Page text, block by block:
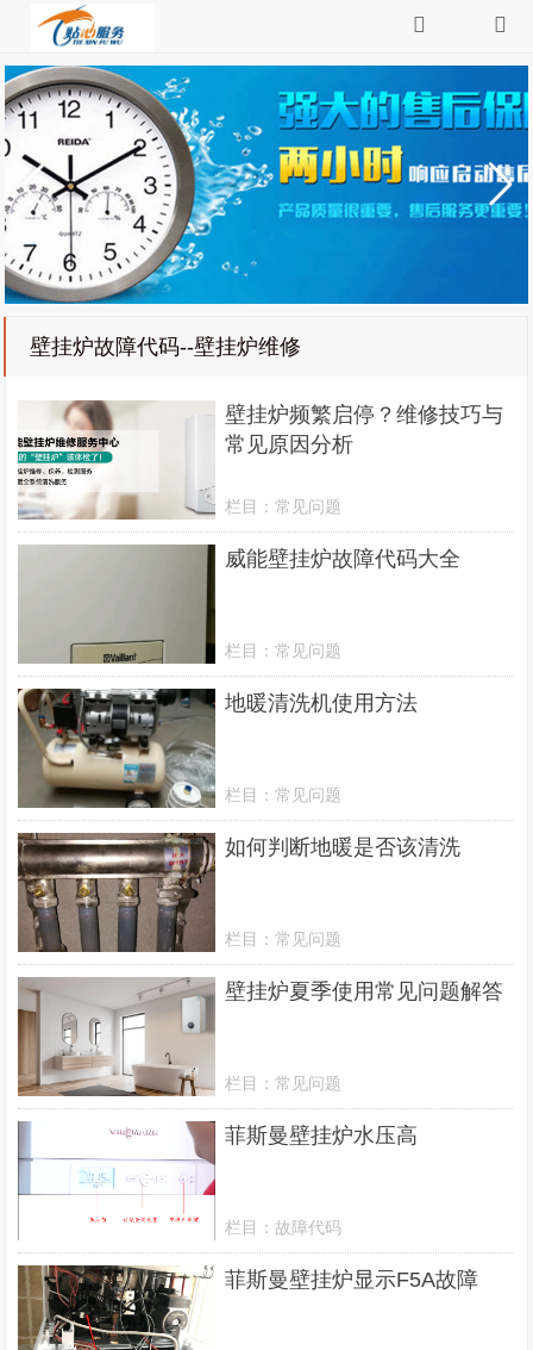
壁挂炉故障代码--壁挂炉维修
壁挂炉频繁启停？维修技巧与
常见原因分析
栏目：常见问题
威能壁挂炉故障代码大全
栏目：常见问题
地暖清洗机使用方法
栏目：常见问题
如何判断地暖是否该清洗
栏目：常见问题
壁挂炉夏季使用常见问题解答
栏目：常见问题
菲斯曼壁挂炉水压高
栏目：故障代码
菲斯曼壁挂炉显示F5A故障